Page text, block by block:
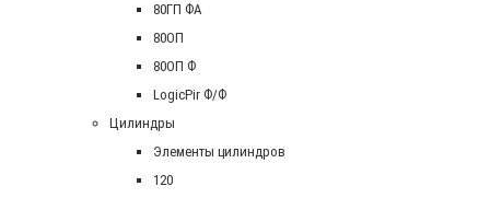
80ГП ФА
80ОП
80ОП Ф
LogicPir Ф/Ф
Цилиндры
Элементы цилиндров
120